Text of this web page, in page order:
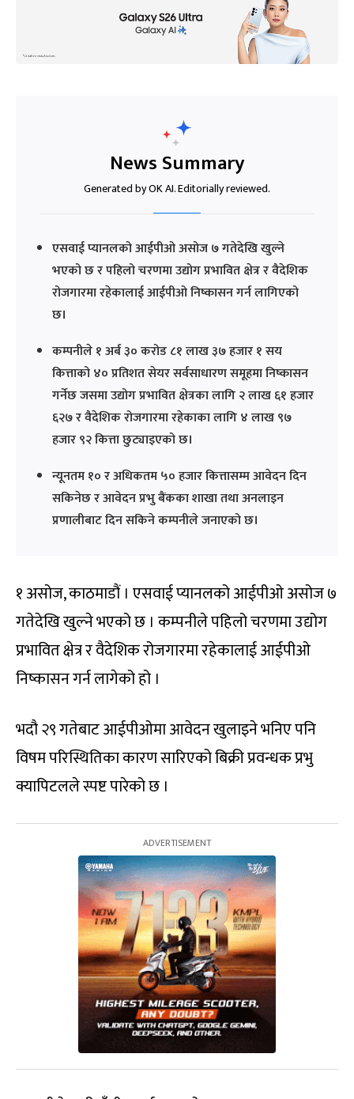
News Summary
Generated by OK AI. Editorially reviewed.
एसवाई प्यानलको आईपीओ असोज ७ गतेदेखि खुल्ने
भएको छ र पहिलो चरणमा उद्योग प्रभावित क्षेत्र र वैदेशिक
रोजगारमा रहेकालाई आईपीओ निष्कासन गर्न लागिएको
छ।
कम्पनीले १ अर्ब ३० करोड ८१ लाख ३७ हजार १ सय
कित्ताको ४० प्रतिशत सेयर सर्वसाधारण समूहमा निष्कासन
गर्नेछ जसमा उद्योग प्रभावित क्षेत्रका लागि २ लाख ६१ हजार
६२७ र वैदेशिक रोजगारमा रहेकाका लागि ४ लाख ९७
हजार ९२ कित्ता छुट्याइएको छ।
न्यूनतम १० र अधिकतम ५० हजार कित्तासम्म आवेदन दिन
सकिनेछ र आवेदन प्रभु बैंकका शाखा तथा अनलाइन
प्रणालीबाट दिन सकिने कम्पनीले जनाएको छ।
१ असोज, काठमाडौं । एसवाई प्यानलको आईपीओ असोज ७
गतेदेखि खुल्ने भएको छ । कम्पनीले पहिलो चरणमा उद्योग
प्रभावित क्षेत्र र वैदेशिक रोजगारमा रहेकालाई आईपीओ
निष्कासन गर्न लागेको हो ।
भदौ २९ गतेबाट आईपीओमा आवेदन खुलाइने भनिए पनि
विषम परिस्थितिका कारण सारिएको बिक्री प्रवन्धक प्रभु
क्यापिटलले स्पष्ट पारेको छ ।